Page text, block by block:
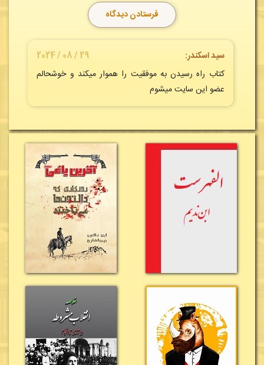
سید اسکندر:
29 / 08 / 2024
کتاب راه رسیدن به موفقیت را هموار میکند و خوشحالم
عضو این سایت میشوم